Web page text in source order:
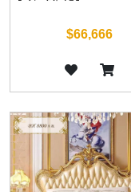
$66,666